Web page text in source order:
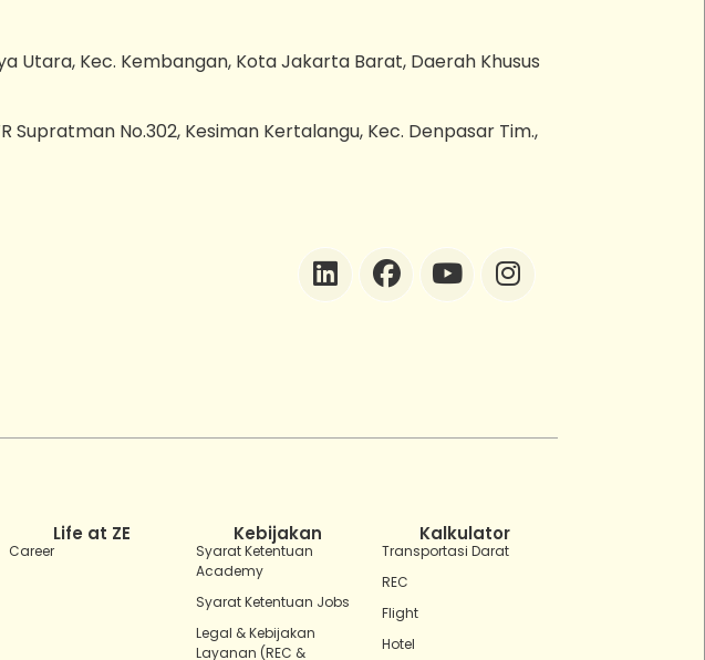
Utara, Kec. Kembangan, Kota Jakarta Barat, Daerah Khusus
Supratman No.302, Kesiman Kertalangu, Kec. Denpasar Tim.,
Life at ZE
Career
Kebijakan
Syarat Ketentuan
Academy
Syarat Ketentuan Jobs
Legal & Kebijakan
Layanan (REC &
Kalkulator
Transportasi Darat
REC
Flight
Hotel